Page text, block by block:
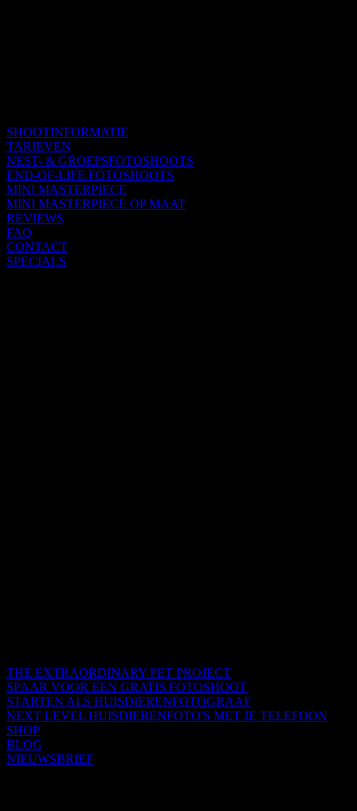
SHOOTINFORMATIE
TARIEVEN
NEST- & GROEPSFOTOSHOOTS
END-OF-LIFE FOTOSHOOTS
MINI MASTERPIECE
MINI MASTERPIECE OP MAAT
REVIEWS
FAQ
CONTACT
SPECIALS
THE EXTRAORDINARY PET PROJECT
SPAAR VOOR EEN GRATIS FOTOSHOOT
STARTEN ALS HUISDIERENFOTOGRAAF
NEXT LEVEL HUISDIERENFOTO'S MET JE TELEFOON
SHOP
BLOG
NIEUWSBRIEF